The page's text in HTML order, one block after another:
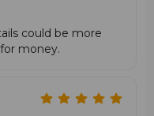
could be more
money.